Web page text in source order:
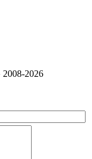
2026